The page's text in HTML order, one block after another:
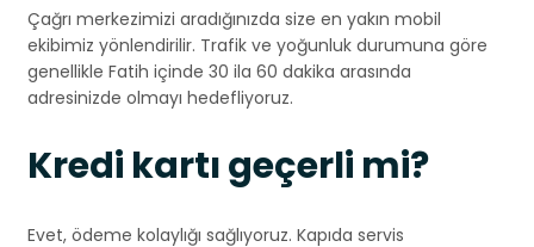
Çağrı merkezimizi aradığınızda size en yakın mobil
ekibimiz yönlendirilir. Trafik ve yoğunluk durumuna göre
genellikle Fatih içinde 30 ila 60 dakika arasında
adresinizde olmayı hedefliyoruz.
Kredi kartı geçerli mi?
Evet, ödeme kolaylığı sağlıyoruz. Kapıda servis